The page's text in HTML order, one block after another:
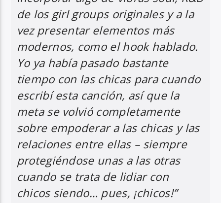
de los girl groups originales y a la
vez presentar elementos más
modernos, como elhookhablado.
Yo ya había pasado bastante
tiempo con las chicas para cuando
escribí esta canción, así que la
meta se volvió completamente
sobre empoderar a las chicas y las
relaciones entre ellas – siempre
protegiéndose unas a las otras
cuando se trata de lidiar con
chicos siendo… pues, ¡chicos!”